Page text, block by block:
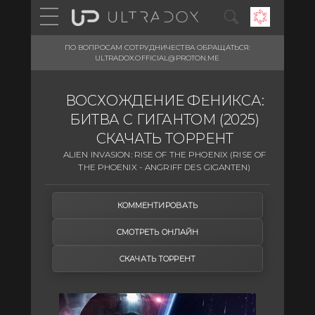
ПО ВОПРОСАМ СОТРУДНИЧЕСТВА ОБРАЩАТЬСЯ:
ULTRADOX.OFFICIAL@PROTON.ME
ВОСХОЖДЕНИЕ ФЕНИКСА:
БИТВА С ГИГАНТОМ (2025)
СКАЧАТЬ ТОРРЕНТ
ALIEN INVASION: RISE OF THE PHOENIX (RISE OF
THE PHOENIX - ANGRIFF DES GIGANTEN)
КОММЕНТИРОВАТЬ
СМОТРЕТЬ ОНЛАЙН
СКАЧАТЬ ТОРРЕНТ